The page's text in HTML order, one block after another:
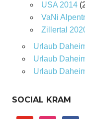
USA 2014
VaNi
Zillertal
Urlaub
Urlaub
Urlaub
SOCIAL KRAM